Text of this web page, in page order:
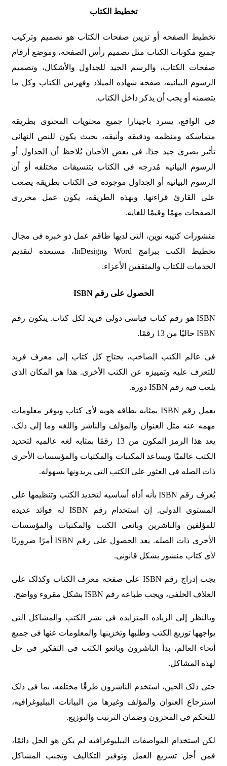
تخطیط الکتاب
تخطیط الصفحه أو تزیین صفحات الکتاب هو تصمیم وترکیب
جمیع مکونات الکتاب مثل تصمیم رأس الصفحه، وموضع أرقام
صفحات الکتاب، والرسم الجید للجداول والأشکال، وتصمیم
الرسوم البیانیه، صفحه شهاده المیلاد وفهرس الکتاب وکل ما
یتضمنه أو یجب أن یذکر داخل الکتاب.
فی الواقع، یسرد باجینارا جمیع محتویات المحتوى بطریقه
متماسکه ومنظمه ودقیقه وأنیقه، بحیث یکون للنص النهائی
تأثیر بصری جید جدًا. فی بعض الأحیان یُلاحظ أن الجداول أو
الرسوم البیانیه مُدرجه فی الکتاب بتنسیقات مختلفه أو أن
الرسوم البیانیه أو الجداول موجوده فی الکتاب بطریقه یصعب
على القارئ قراءتها. وبهذه الطریقه، یکون عمل محرری
الصفحات مهمًا وقیمًا للغایه.
منشورات کتیبه نوین، التی لدیها طاقم عمل ذو خبره فی مجال
تخطیط الکتب ببرامج Word وInDesign، مستعده لتقدیم
الخدمات للکتاب والمثقفین الأعزاء.
الحصول على رقم
ISBN هو رقم کتاب قیاسی دولی فرید لکل کتاب. یتکون رقم
ISBN حالیًا من 13 رقمًا.
فی عالم الکتب الصاخب، یحتاج کل کتاب إلى معرف فرید
للتعرف علیه وتمییزه عن الکتب الأخرى. هذا هو المکان الذی
یلعب فیه رقم ISBN دوره.
یعمل رقم ISBN بمثابه بطاقه هویه لأی کتاب ویوفر معلومات
مهمه عنه مثل العنوان والمؤلف والناشر واللغه وما إلى ذلک.
یعد هذا الرمز المکون من 13 رقمًا بمثابه لغه عالمیه لتحدید
الکتب عالمیًا ویساعد المکتبات والمکتبات والمؤسسات الأخرى
ذات الصله فی العثور على الکتب التی یریدونها بسهوله.
یُعرف رقم ISBN بأنه أداه أساسیه لتحدید الکتب وتنظیمها على
المستوى الدولی. إن استخدام رقم ISBN له فوائد عدیده
للمؤلفین والناشرین وبائعی الکتب والمکتبات والمؤسسات
الأخرى ذات الصله. یعد الحصول على رقم ISBN أمرًا ضروریًا
لأی کتاب منشور بشکل قانونی.
یجب إدراج رقم ISBN على صفحه معرف الکتاب وکذلک على
الغلاف الخلفی، ویجب طباعه رقم ISBN بشکل مقروء وواضح.
وبالنظر إلى الزیاده المتزایده فی نشر الکتب والمشاکل التی
یواجهها توزیع الکتب وطلبها وتخزینها والمعلومات عنها فی جمیع
أنحاء العالم، بدأ الناشرون وبائعو الکتب فی التفکیر فی حل
لهذه المشاکل.
حتى ذلک الحین، استخدم الناشرون طرقًا مختلفه، بما فی ذلک
استرجاع العنوان والمؤلف وغیرها من البیانات الببلیوغرافیه،
للتحکم فی المخزون وضمان الترتیب والتوزیع.
لکن استخدام المواصفات الببلیوغرافیه لم یکن هو الحل دائمًا،
فمن أجل تسریع العمل وتوفیر التکالیف وتجنب المشاکل